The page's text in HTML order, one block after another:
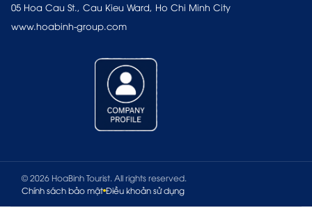
05 Hoa Cau St., Cau Kieu Ward, Ho Chi Minh City
www.hoabinh-group.com
© 2026 HoaBinh Tourist. All rights reserved.
Chính sách bảo mật Điều khoản sử dụng